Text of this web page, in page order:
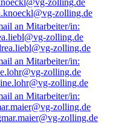
zolling.de
zolling.de
zolling.de
zolling.de